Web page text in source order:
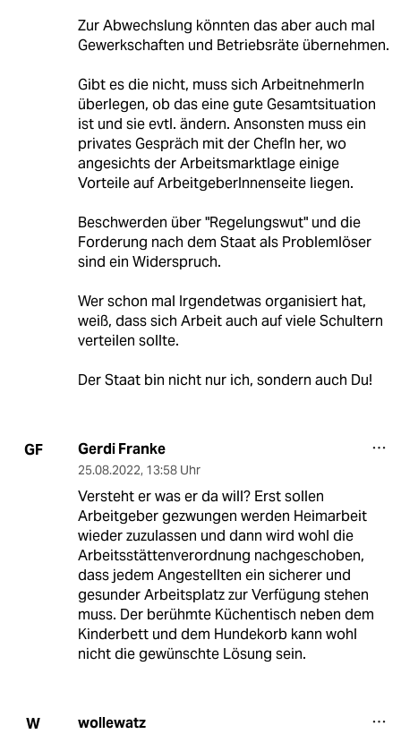
Zur Abwechslung könnten das aber auch mal
Gewerkschaften und Betriebsräte übernehmen.
Gibt es die nicht, muss sich ArbeitnehmerIn
überlegen, ob das eine gute Gesamtsituation
ist und sie evtl. ändern. Ansonsten muss ein
privates Gespräch mit der ChefIn her, wo
angesichts der Arbeitsmarktlage einige
Vorteile auf ArbeitgeberInnenseite liegen.
Beschwerden über "Regelungswut" und die
Forderung nach dem Staat als Problemlöser
sind ein Widerspruch.
Wer schon mal Irgendetwas organisiert hat,
weiß, dass sich Arbeit auch auf viele Schultern
verteilen sollte.
Der Staat bin nicht nur ich, sondern auch Du!
GF Gerdi Franke
25.08.2022, 13:58 Uhr
Versteht er was er da will? Erst sollen
Arbeitgeber gezwungen werden Heimarbeit
wieder zuzulassen und dann wird wohl die
Arbeitsstättenverordnung nachgeschoben,
dass jedem Angestellten ein sicherer und
gesunder Arbeitsplatz zur Verfügung stehen
muss. Der berühmte Küchentisch neben dem
Kinderbett und dem Hundekorb kann wohl
nicht die gewünschte Lösung sein.
W wollewatz